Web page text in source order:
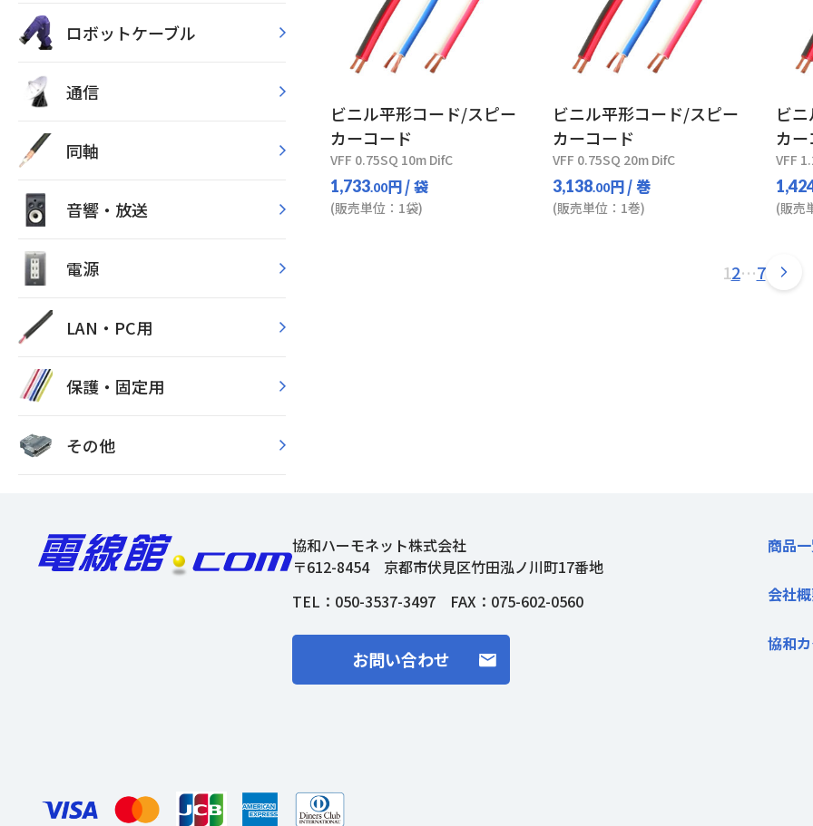
ロボットケーブル
通信
同軸
音響・放送
電源
LAN・PC用
保護・固定用
その他
ビニル平形コード/スピー
カーコード
VFF 0.75SQ 10m DifC
1,733.00円/ 袋
(販売単位：1袋)
ビニル平形コード/スピー
カーコード
VFF 0.75SQ 20m DifC
3,138.00円/ 巻
(販売単位：1巻)
ビ
カ
VFF
(販売
12…7
協和ハーモネット株式会社
〒612-8454 京都市伏見区竹田泓ノ川町17番地
TEL： 050-3537-3497 FAX：075-602-0560
お問い合わせ
商品
会社
協和